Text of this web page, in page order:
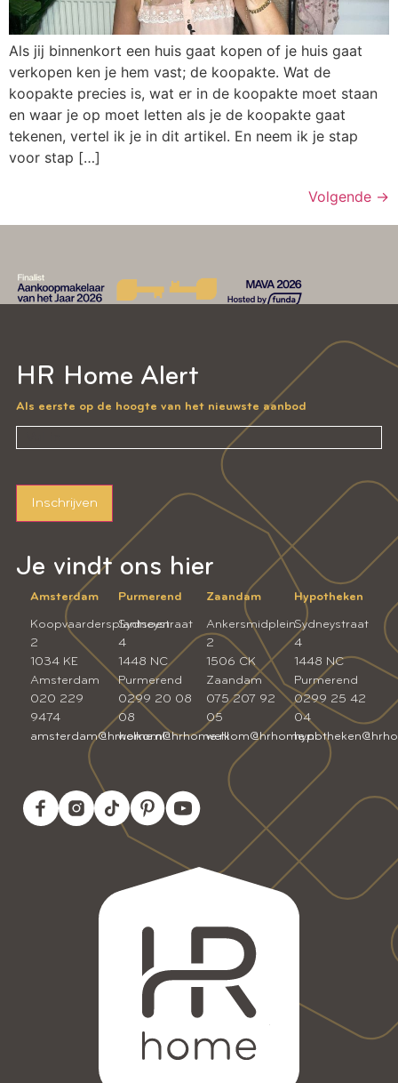
Als jij binnenkort een huis gaat kopen of je huis gaat
verkopen ken je hem vast; de koopakte. Wat de
koopakte precies is, wat er in de koopakte moet staan
en waar je op moet letten als je de koopakte gaat
tekenen, vertel ik je in dit artikel. En neem ik je stap
voor stap […]
Volgende →
Je vindt ons hier
Amsterdam
Koopvaardersplantsoen
2
1034 KE
Amsterdam
020 229
9474
amsterdam@hrhome.nl
Purmerend
Sydneystraat
4
1448 NC
Purmerend
0299 20 08
08
welkom@hrhome.nl
Zaandam
Ankersmidplein
2
1506 CK
Zaandam
075 207 92
05
welkom@hrhome.nl
Hypotheken
Sydneystraat
4
1448 NC
Purmerend
0299 25 42
04
HR Home Alert
Als eerste op de hoogte van het nieuwste aanbod
Inschrijven